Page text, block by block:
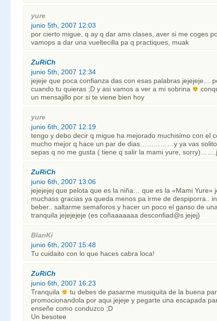
yure
junio 5th, 2007 12:03
por cierto migue, q ay q dar ams clases, aver si me coges
vamops a dar una vueltecilla pa q practiques, muak
ZuRiCh
junio 5th, 2007 12:34
jejeje que poca confianza das con esas palabras jejejeje…
cuando tu quieras ;D y asi vamos a ver a mi sobrina
un mensajillo por si te viene bien hoy
yure
junio 6th, 2007 12:19
tengo y debo decir q migue ha mejorado muchisimo con el
mucho mejor q hace un par de dias……………y ya vas
sepas q no me gusta ( tiene q salir la mami yure,
ZuRiCh
junio 6th, 2007 13:06
jejejejej que pelota que es la niña… que es la «Mami Yure»
muchass gracias ya queda menos pa irme de despiporra..
beber.. saltarme semaforos y hacer un poco el ganso de
tranquila jejejejeje (es coñaaaaaaa desconfiad@s jejej)
BlanKi
junio 6th, 2007 15:48
Tu cuidaito con lo que haces cabra loca!
ZuRiCh
junio 6th, 2007 16:23
Tranquila
tu debes de pasarme musiquita de la buena
promocionandola por aqui jejeje y pegarte una escapada
enseñe como conduzco ;D
Un besotee